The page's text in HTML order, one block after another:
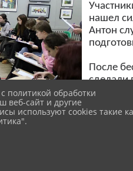
нашел
Антон
После
сделали
г. в
В 2018
политикой обработки
веб-сайт и другие
используют cookies такие